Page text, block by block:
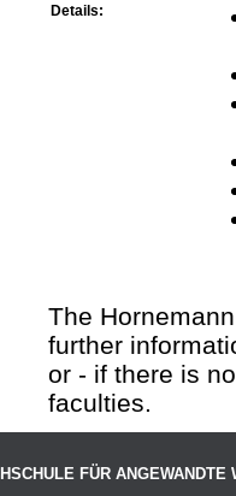
Details:
The
further
or - if there is
faculties.
FÜR